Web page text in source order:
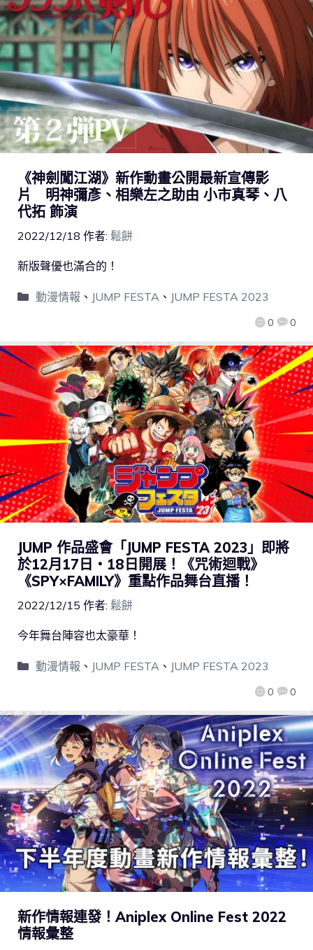
《神劍闖江湖》新作動畫公開最新宣傳影
片 明神彌彥、相樂左之助由 小市真琴、八
代拓 飾演
2022/12/18 作者: 鬆餅
0 0
新版聲優也滿合的！
動漫情報 、 JUMP FESTA 、 JUMP FESTA 2023
JUMP 作品盛會「JUMP FESTA 2023」即將
於12月17日・18日開展！《咒術迴戰》
《SPY×FAMILY》重點作品舞台直播！
2022/12/15 作者: 鬆餅
0 0
今年舞台陣容也太豪華！
動漫情報 、 JUMP FESTA、 JUMP FESTA 2023
新作情報連發！Aniplex Online Fest 2022
情報彙整